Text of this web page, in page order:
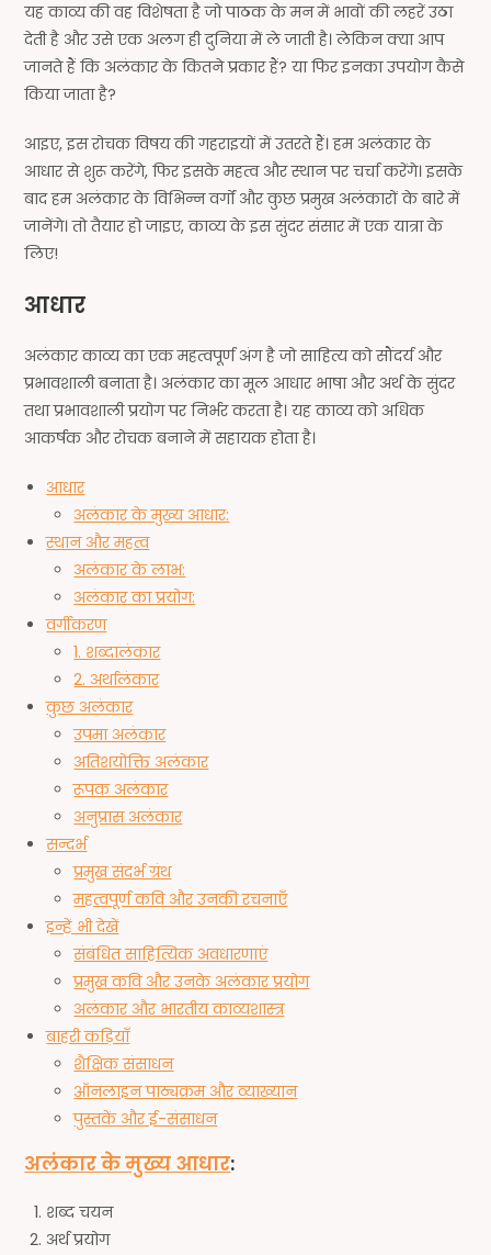
यह काव्य की वह विशेषता है जो पाठक के मन में भावों की लहरें उठा
देती है और उसे एक अलग ही दुनिया में ले जाती है। लेकिन क्या आप
जानते हैं कि अलंकार के कितने प्रकार हैं? या फिर इनका उपयोग कैसे
किया जाता है?
आइए, इस रोचक विषय की गहराइयों में उतरते हैं। हम अलंकार के
आधार से शुरू करेंगे, फिर इसके महत्व और स्थान पर चर्चा करेंगे। इसके
बाद हम अलंकार के विभिन्न वर्गों और कुछ प्रमुख अलंकारों के बारे में
जानेंगे। तो तैयार हो जाइए, काव्य के इस सुंदर संसार में एक यात्रा के
लिए!
आधार
अलंकार काव्य का एक महत्वपूर्ण अंग है जो साहित्य को सौंदर्य और
प्रभावशाली बनाता है। अलंकार का मूल आधार भाषा और अर्थ के सुंदर
तथा प्रभावशाली प्रयोग पर निर्भर करता है। यह काव्य को अधिक
आकर्षक और रोचक बनाने में सहायक होता है।
आधार
अलंकार के मुख्य आधार:
स्थान और महत्व
अलंकार के लाभ:
अलंकार का प्रयोग:
वर्गीकरण
1. शब्दालंकार
2. अर्थालंकार
कुछ अलंकार
उपमा अलंकार
अतिशयोक्ति अलंकार
रूपक अलंकार
अनुप्रास अलंकार
सन्दर्भ
प्रमुख संदर्भ ग्रंथ
महत्वपूर्ण कवि और उनकी रचनाएँ
इन्हें भी देखें
संबंधित साहित्यिक अवधारणाएं
प्रमुख कवि और उनके अलंकार प्रयोग
अलंकार और भारतीय काव्यशास्त्र
बाहरी कड़ियाँ
शैक्षिक संसाधन
ऑनलाइन पाठ्यक्रम और व्याख्यान
पुस्तकें और ई-संसाधन
अलंकार के मुख्य आधार:
शब्द चयन
अर्थ प्रयोग